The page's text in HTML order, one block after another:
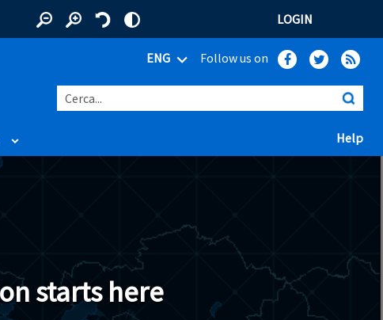
LOGIN
ENG Follow us on
Cerca...
window) Help
starts here